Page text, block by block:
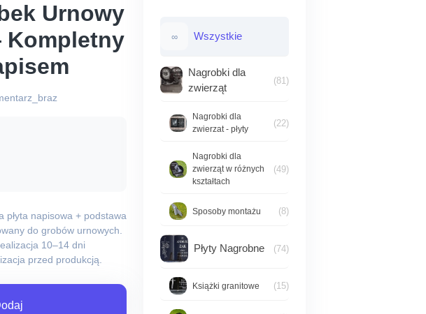
Urnowy
płyta napisowa + podstawa
do grobów urnowych.
10–14 dni
przed produkcją.
∞ Wszystkie
Nagrobki dla
zwierząt
(81)
Nagrobki dla
zwierzat - płyty
(22)
Nagrobki dla
zwierząt w różnych
kształtach
(49)
Sposoby montażu (8)
Płyty Nagrobne (74)
Książki granitowe (15)